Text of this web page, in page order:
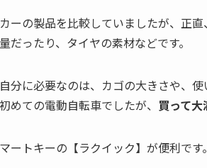
ーの製品を比較していましたが、正直、
だったり、タイヤの素材などです。
分に必要なのは、カゴの大きさや、
めての電動自転車でしたが、 買って大
ートキーの【ラクイック】が便利です。